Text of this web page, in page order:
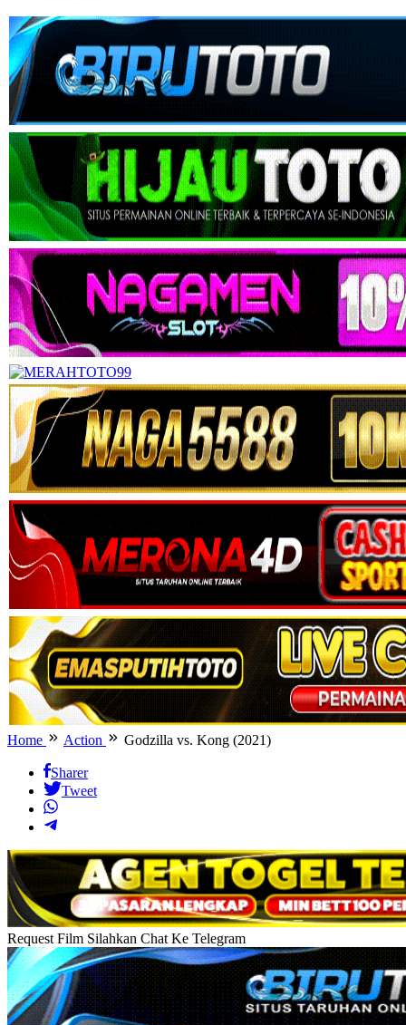
Home Action Godzilla vs. Kong (2021)
Sharer
Tweet
Request Film Silahkan Chat Ke Telegram